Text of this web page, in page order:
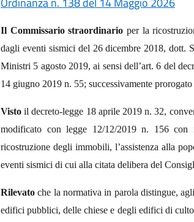
Il Commissario straordinario per la
dagli eventi sismici del 26 dicembre 2018, dott.
Ministri 5 agosto 2019, ai sensi dell’art. 6 del
14 giugno 2019 n. 55; successivamente
Vistoil decreto-legge 18 aprile 2019 n. 32,
modificato con legge 12/12/2019 n. 156
ricostruzione degli immobili, l’assistenza alla
eventi sismici di cui alla citata delibera del
Rilevatoche la normativa in parola distingue,
edifici pubblici, delle chiese e degli edifici di